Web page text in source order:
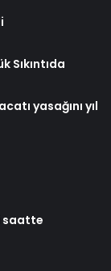
Sıkıntıda
yasağını yıl
saatte